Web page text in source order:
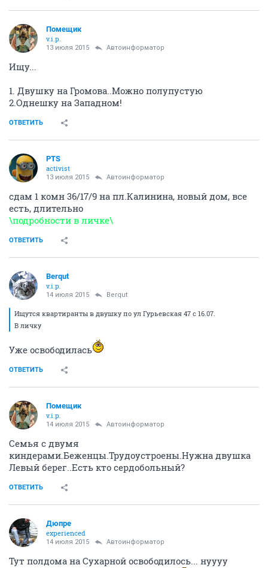
Помещик
v.i.p.
13 июля 2015 Автоинформатор
Ищу...
1. Двушку на Громова..Можно полупустую
2.Однешку на Западном!
ОТВЕТИТЬ
PTS
activist
13 июля 2015 Автоинформатор
сдам 1 комн 36/17/9 на пл.Калинина, новый дом, все
есть, длительно
\подробности в личке\
ОТВЕТИТЬ
Berqut
v.i.p.
14 июля 2015 Berqut
Ищутся квартиранты в двушку по ул Гурьевская 47 с 16.07.
В личку
Уже освободилась
ОТВЕТИТЬ
Помещик
v.i.p.
14 июля 2015 Автоинформатор
Семья с двумя
киндерами.Беженцы.Трудоустроены.Нужна двушка
Левый берег..Есть кто сердобольный?
ОТВЕТИТЬ
Дюпре
experienced
14 июля 2015 Автоинформатор
Тут полдома на Сухарной освободилось... нуууу